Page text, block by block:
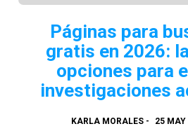
Páginas para
gratis en 2026:
opciones para
investigaciones
KARLA MORALES - 25 MAY